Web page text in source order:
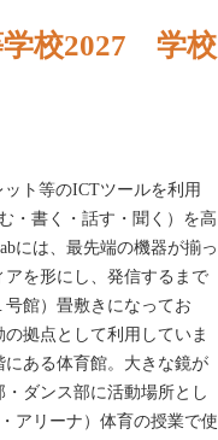
学校2027 学校
ト等のICTツールを利用
・書く・話す・聞く）を高
には、最先端の機器が揃っ
を形にし、発信するまで
館）畳敷きになってお
拠点として利用していま
ある体育館。大きな鏡が
ダンス部に活動場所とし
アリーナ）体育の授業で使